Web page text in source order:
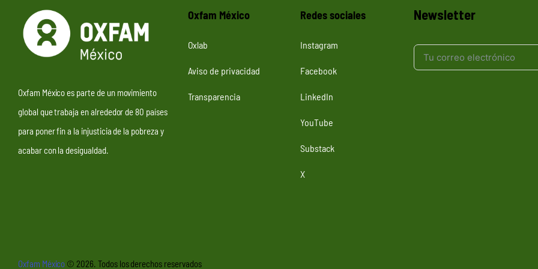
Oxfam México es parte de un movimiento
global que trabaja en alrededor de 80 países
para poner fin a la injusticia de la pobreza y
acabar con la desigualdad.
Oxfam México
Oxlab
Aviso de privacidad
Transparencia
Redes sociales
Instagram
Facebook
LinkedIn
YouTube
Substack
X
Newsletter
Oxfam México © 2026. Todos los derechos reservados